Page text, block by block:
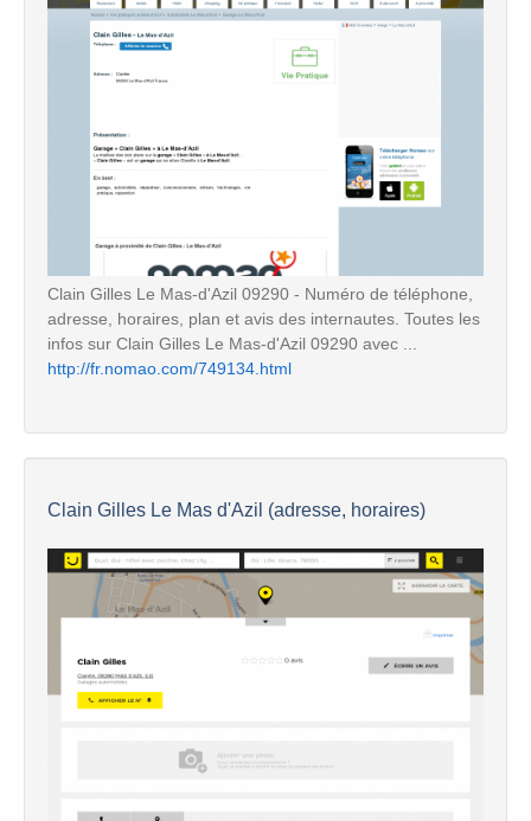
Clain Gilles Le Mas-d'Azil 09290 - Numéro de téléphone,
adresse, horaires, plan et avis des internautes. Toutes les
infos sur Clain Gilles Le Mas-d'Azil 09290 avec ...
http://fr.nomao.com/749134.html
Clain Gilles Le Mas d'Azil (adresse, horaires)